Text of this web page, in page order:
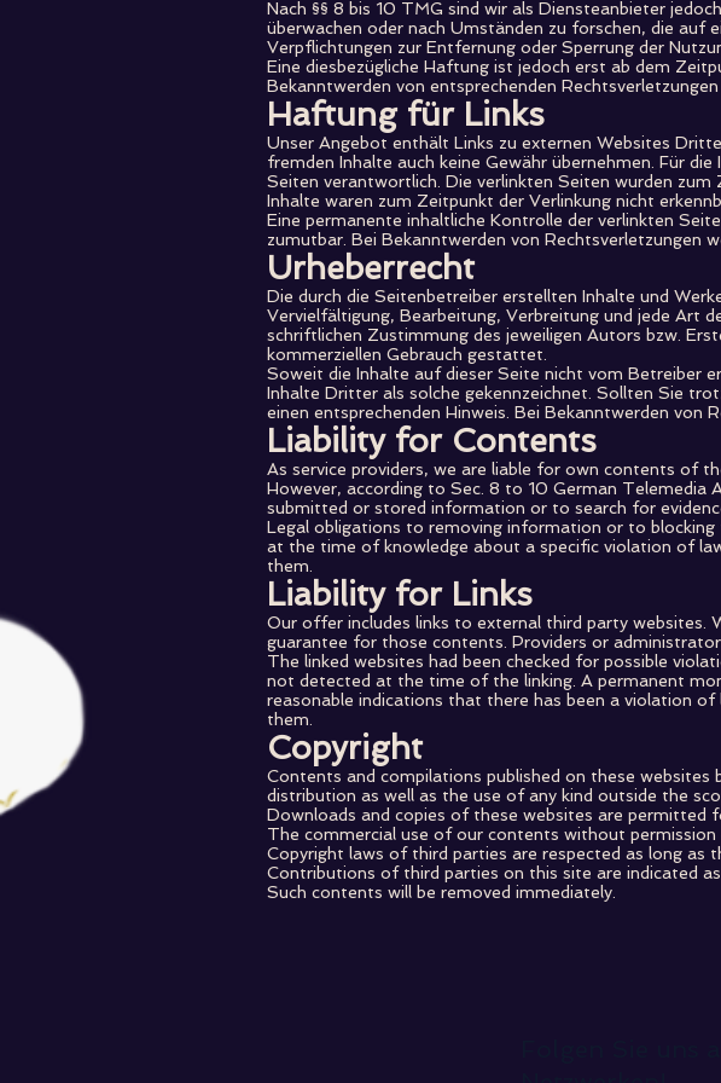
Nach §§ 8 bis 10 TMG sind wir als Diensteanbieter
überwachen oder nach Umständen zu forschen, die auf
Verpflichtungen zur Entfernung oder Sperrung der
Eine diesbezügliche Haftung ist jedoch erst ab dem
Bekanntwerden von entsprechenden
Haftung für Links
Unser Angebot enthält Links zu externen Websites
fremden Inhalte auch keine Gewähr übernehmen. Für
Seiten verantwortlich. Die verlinkten Seiten wurden
Inhalte waren zum Zeitpunkt der Verlinkung nicht
Eine permanente inhaltliche Kontrolle der verlinkten
zumutbar. Bei Bekanntwerden von Rechtsverletzungen
Urheberrecht
Die durch die Seitenbetreiber erstellten Inhalte und
Vervielfältigung, Bearbeitung, Verbreitung und jede Art
schriftlichen Zustimmung des jeweiligen Autors bzw.
kommerziellen Gebrauch gestattet.
Soweit die Inhalte auf dieser Seite nicht vom Betreiber
Inhalte Dritter als solche gekennzeichnet. Sollten Sie
einen entsprechenden Hinweis. Bei Bekanntwerden von
Liability for Contents
As service providers, we are liable for own contents of
However, according to Sec. 8 to 10 German
submitted or stored information or to search for
Legal obligations to removing information or to blocking
at the time of knowledge about a specific violation of
them.
Liability for Links
Our offer includes links to external third party
guarantee for those contents. Providers or
The linked websites had been checked for possible
not detected at the time of the linking. A permanent
reasonable indications that there has been a violation
them.
Copyright
Contents and compilations published on these
distribution as well as the use of any kind outside the
Downloads and copies of these websites are permitted
The commercial use of our contents without permission
Copyright laws of third parties are respected as long
Contributions of third parties on this site are indicated
Such contents will be removed immediately.